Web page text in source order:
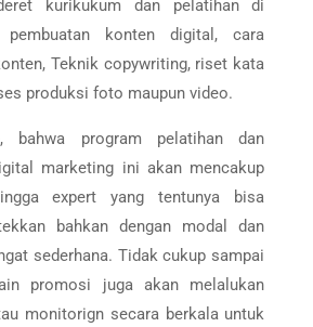
kurikukum dan pelatihan di
pembuatan konten digital, cara
Teknik copywriting, riset kata
produksi foto maupun video.
bahwa program pelatihan dan
marketing ini akan mencakup
expert yang tentunya bisa
bahkan dengan modal dan
sederhana. Tidak cukup sampai
promosi juga akan melalukan
monitorign secara berkala untuk